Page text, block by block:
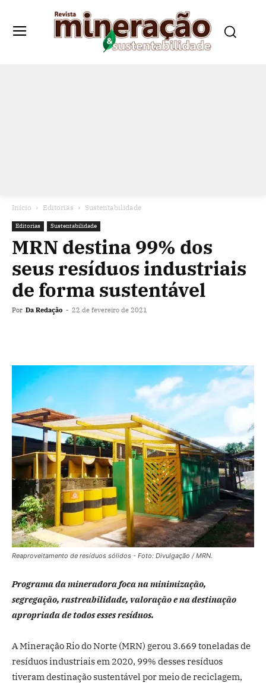
Início Editorias Sustentabilidade
Editorias Sustentabilidade
MRN destina 99% dos
seus resíduos industriais
de forma sustentável
Por Da Redação - 22 de fevereiro de 2021
Reaproveitamento de resíduos sólidos - Foto: Divulgação / MRN.
Programa da mineradora foca na minimização,
segregação, rastreabilidade, valoração e na destinação
apropriada de todos esses resíduos.
A Mineração Rio do Norte (MRN) gerou 3.669 toneladas de
resíduos industriais em 2020, 99% desses resíduos
tiveram destinação sustentável por meio de reciclagem,